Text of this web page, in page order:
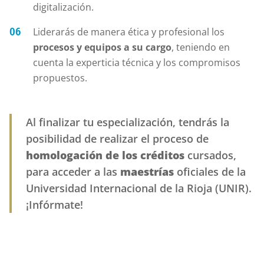
digitalización.
Liderarás de manera ética y profesional los
procesos y equipos a su cargo, teniendo en
cuenta la experticia técnica y los compromisos
propuestos.
Al finalizar tu especialización, tendrás la
posibilidad de realizar el proceso de
homologación de los créditos cursados,
para acceder a las maestrías oficiales de la
Universidad Internacional de la Rioja (UNIR).
¡Infórmate!